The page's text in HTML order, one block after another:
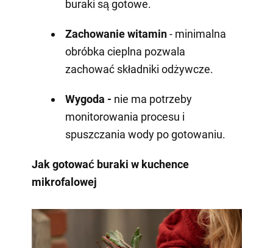
buraki są gotowe.
Zachowanie witamin- minimalna
obróbka cieplna pozwala
zachować składniki odżywcze.
Wygoda - nie ma potrzeby
monitorowania procesu i
spuszczania wody po gotowaniu.
Jak gotować buraki w kuchence
mikrofalowej